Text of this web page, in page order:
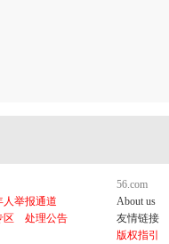
人举报通道
区
处理公告
56.com
About us
友情链接
版权指引